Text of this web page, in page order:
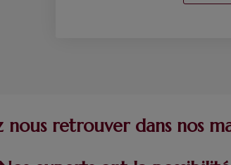
nous retrouver dans nos